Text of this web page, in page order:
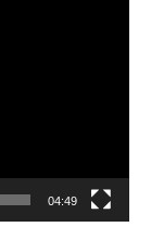
04:49